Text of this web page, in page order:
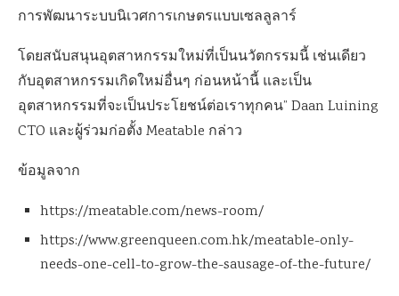
การพัฒนาระบบนิเวศการเกษตรแบบเซลลูลาร์
โดยสนับสนุนอุตสาหกรรมใหม่ที่เป็นนวัตกรรมนี้ เช่นเดียว
กับอุตสาหกรรมเกิดใหม่อื่นๆ ก่อนหน้านี้ และเป็น
อุตสาหกรรมที่จะเป็นประโยชน์ต่อเราทุกคน” Daan Luining
CTO และผู้ร่วมก่อตั้ง Meatable กล่าว
ข้อมูลจาก
https://meatable.com/news-room/
https://www.greenqueen.com.hk/meatable-only-
needs-one-cell-to-grow-the-sausage-of-the-future/